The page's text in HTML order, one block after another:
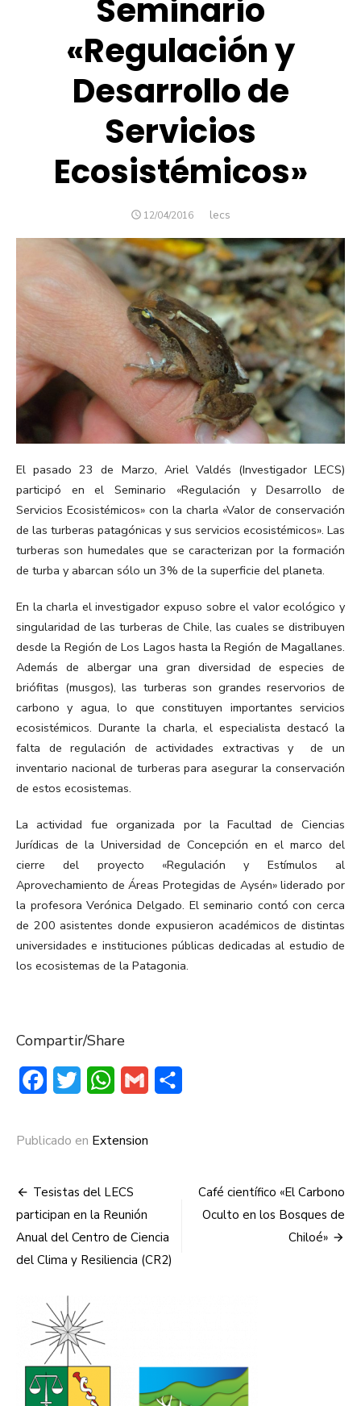
Seminario
«Regulación y
Desarrollo de
Servicios
Ecosistémicos»
PUBLICADO
12/04/2016 Autor
lecs
El pasado 23 de Marzo, Ariel Valdés (Investigador LECS)
participó en el Seminario «Regulación y Desarrollo de
Servicios Ecosistémicos» con la charla «Valor de conservación
de las turberas patagónicas y sus servicios ecosistémicos». Las
turberas son humedales que se caracterizan por la formación
de turba y abarcan sólo un 3% de la superficie del planeta.
En la charla el investigador expuso sobre el valor ecológico y
singularidad de las turberas de Chile, las cuales se distribuyen
desde la Región de Los Lagos hasta la Región de Magallanes.
Además de albergar una gran diversidad de especies de
briófitas (musgos), las turberas son grandes reservorios de
carbono y agua, lo que constituyen importantes servicios
ecosistémicos. Durante la charla, el especialista destacó la
falta de regulación de actividades extractivas y de un
inventario nacional de turberas para asegurar la conservación
de estos ecosistemas.
La actividad fue organizada por la Facultad de Ciencias
Jurídicas de la Universidad de Concepción en el marco del
cierre del proyecto «Regulación y Estímulos al
Aprovechamiento de Áreas Protegidas de Aysén» liderado por
la profesora Verónica Delgado. El seminario contó con cerca
de 200 asistentes donde expusieron académicos de distintas
universidades e instituciones públicas dedicadas al estudio de
los ecosistemas de la Patagonia.
Compartir/Share
FacebookTwitter WhatsApp
Gmail
Publicado en Extension
Navegación
de
entradas
Tesistas del LECS
participan en la Reunión
Anual del Centro de Ciencia
del Clima y Resiliencia (CR2)
Café científico «El Carbono
Oculto en los Bosques de
Chiloé»